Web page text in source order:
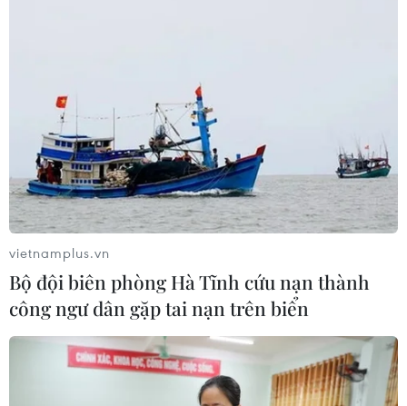
vietnamplus.vn
Bộ đội biên phòng Hà Tĩnh cứu nạn thành
công ngư dân gặp tai nạn trên biển